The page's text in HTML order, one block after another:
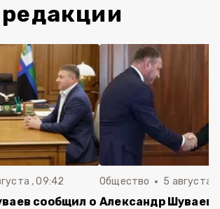
, 09:42
сообщил о
Общество 5 августа ,
Александр Шуваев